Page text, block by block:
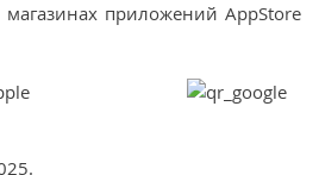
приложений AppStore
.